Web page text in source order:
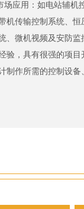
应用：如电站辅机
机传输控制系统、
、微机视频及安防
验，具有很强的项
制作所需的控制设备